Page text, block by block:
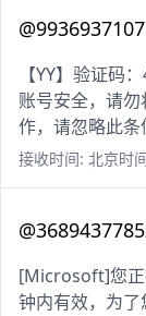
【YY】验证码
账号安全，请
作，请忽略此条
接收时间: 北京时
[Microsoft]您正
钟内有效，为了